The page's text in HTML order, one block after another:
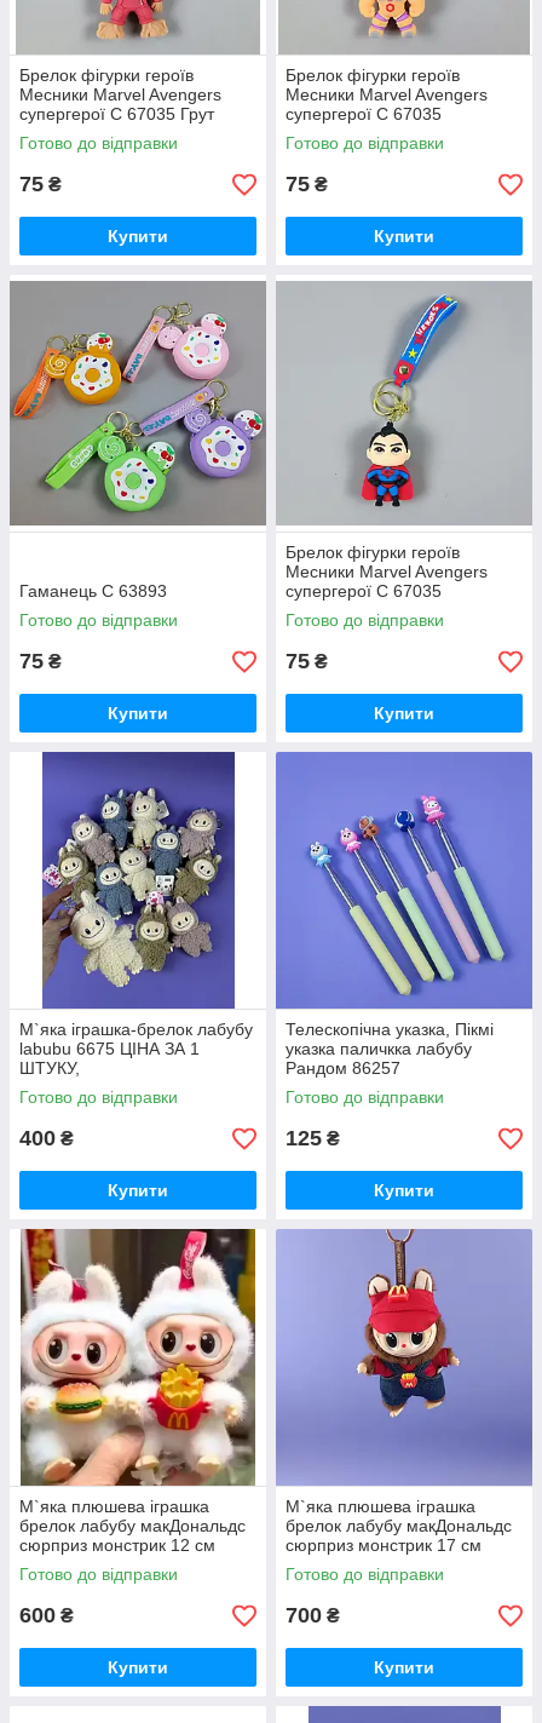
Брелок фігурки героїв
Месники Marvel Avengers
супергерої C 67035 Грут
дерево
Готово до відправки
75 ₴
Купити
Брелок фігурки героїв
Месники Marvel Avengers
супергерої C 67035
суперчетвірка
Готово до відправки
75 ₴
Купити
Гаманець С 63893
Готово до відправки
75 ₴
Купити
Брелок фігурки героїв
Месники Marvel Avengers
супергерої C 67035
супермен
Готово до відправки
75 ₴
Купити
М`яка іграшка-брелок лабубу
labubu 6675 ЦІНА ЗА 1
ШТУКУ,
Готово до відправки
400 ₴
Купити
Телескопічна указка, Пікмі
указка паличкка лабубу
Рандом 86257
Готово до відправки
125 ₴
Купити
М`яка плюшева іграшка
брелок лабубу макДональдс
сюрприз монстрик 12 см
рандомна 1061
Готово до відправки
600 ₴
Купити
М`яка плюшева іграшка
брелок лабубу макДональдс
сюрприз монстрик 17 см
рандомна 1053
Готово до відправки
700 ₴
Купити